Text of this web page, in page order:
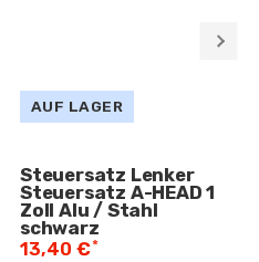
AUF LAGER
Steuersatz Lenker
Steuersatz A-HEAD 1
Zoll Alu / Stahl
schwarz
13,40 €*